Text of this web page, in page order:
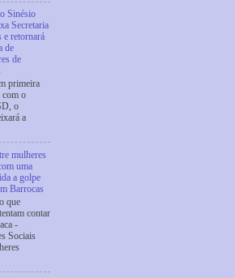
Sinésio
Secretaria
e retornará
de
de
primeira
com o
o
a
mulheres
uma
a golpe
Barrocas
que
contar
-
Sociais